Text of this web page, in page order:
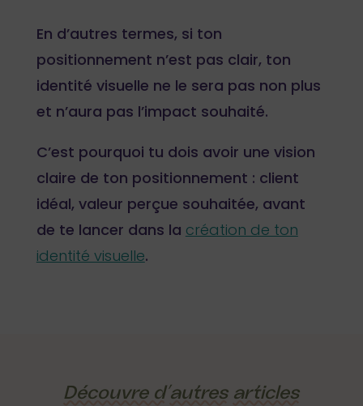
En d’autres termes, si ton
positionnement n’est pas clair, ton
identité visuelle ne le sera pas non plus
et n’aura pas l’impact souhaité.
C’est pourquoi tu dois avoir une vision
claire de ton positionnement : client
idéal, valeur perçue souhaitée, avant
de te lancer dans la création de ton
identité visuelle.
Découvre d’autres articles